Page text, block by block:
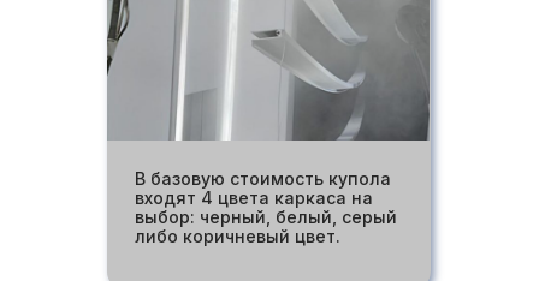
В базовую стоимость купола
входят 4 цвета каркаса на
выбор: черный, белый, серый
либо коричневый цвет.